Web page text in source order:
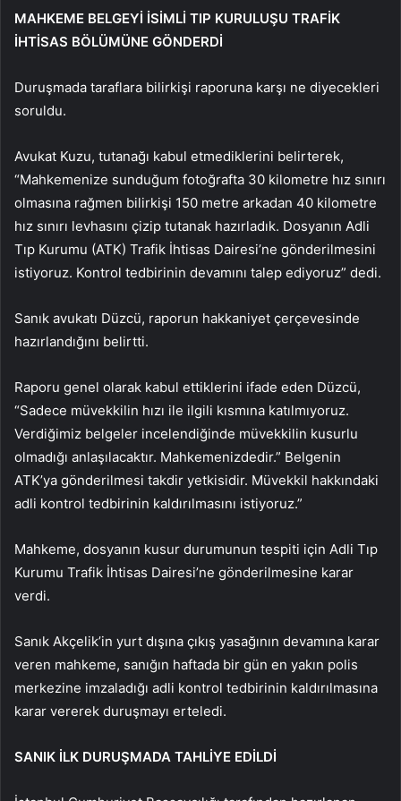
MAHKEME BELGEYİ İSİMLİ TIP KURULUŞU TRAFİK
İHTİSAS BÖLÜMÜNE GÖNDERDİ
Duruşmada taraflara bilirkişi raporuna karşı ne diyecekleri
soruldu.
Avukat Kuzu, tutanağı kabul etmediklerini belirterek,
“Mahkemenize sunduğum fotoğrafta 30 kilometre hız sınırı
olmasına rağmen bilirkişi 150 metre arkadan 40 kilometre
hız sınırı levhasını çizip tutanak hazırladık. Dosyanın Adli
Tıp Kurumu (ATK) Trafik İhtisas Dairesi’ne gönderilmesini
istiyoruz. Kontrol tedbirinin devamını talep ediyoruz” dedi.
Sanık avukatı Düzcü, raporun hakkaniyet çerçevesinde
hazırlandığını belirtti.
Raporu genel olarak kabul ettiklerini ifade eden Düzcü,
“Sadece müvekkilin hızı ile ilgili kısmına katılmıyoruz.
Verdiğimiz belgeler incelendiğinde müvekkilin kusurlu
olmadığı anlaşılacaktır. Mahkemenizdedir.” Belgenin
ATK’ya gönderilmesi takdir yetkisidir. Müvekkil hakkındaki
adli kontrol tedbirinin kaldırılmasını istiyoruz.”
Mahkeme, dosyanın kusur durumunun tespiti için Adli Tıp
Kurumu Trafik İhtisas Dairesi’ne gönderilmesine karar
verdi.
Sanık Akçelik’in yurt dışına çıkış yasağının devamına karar
veren mahkeme, sanığın haftada bir gün en yakın polis
merkezine imzaladığı adli kontrol tedbirinin kaldırılmasına
karar vererek duruşmayı erteledi.
SANIK İLK DURUŞMADA TAHLİYE EDİLDİ